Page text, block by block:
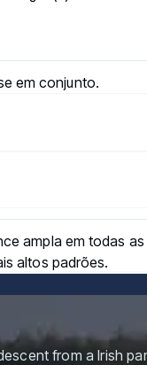
em conjunto.
ampla em todas
altos padrões.
from a Irish